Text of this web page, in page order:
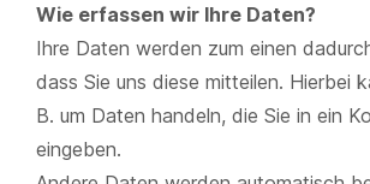
Wie erfassen wir Ihre Daten?
Ihre Daten werden zum einen
dass Sie uns diese mitteilen. Hierbei
B. um Daten handeln, die Sie in ein
eingeben.